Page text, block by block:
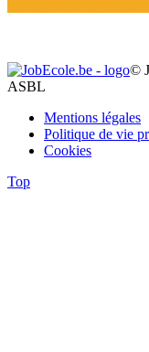
©
ASBL
Mentions légales
Politique de vie
Cookies
Top